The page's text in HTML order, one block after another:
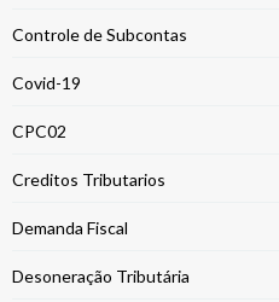
Controle de Subcontas
Covid-19
CPC02
Creditos Tributarios
Demanda Fiscal
Desoneração Tributária